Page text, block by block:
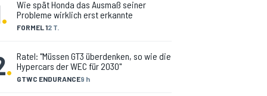
. FORMEL 12 T.
Wie spät Honda das Ausmaß seiner
Probleme wirklich erst erkannte
. GTWC ENDURANCE9 h
Ratel: "Müssen GT3 überdenken, so wie die
Hypercars der WEC für 2030"